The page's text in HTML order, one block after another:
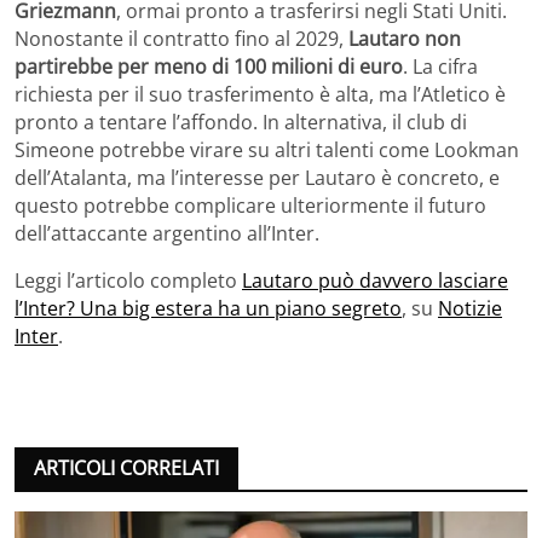
Griezmann, ormai pronto a trasferirsi negli Stati Uniti.
Nonostante il contratto fino al 2029, Lautaro non
partirebbe per meno di 100 milioni di euro. La cifra
richiesta per il suo trasferimento è alta, ma l’Atletico è
pronto a tentare l’affondo. In alternativa, il club di
Simeone potrebbe virare su altri talenti come Lookman
dell’Atalanta, ma l’interesse per Lautaro è concreto, e
questo potrebbe complicare ulteriormente il futuro
dell’attaccante argentino all’Inter.
Leggi l’articolo completo Lautaro può davvero lasciare
l’Inter? Una big estera ha un piano segreto, su Notizie
Inter.
ARTICOLI CORRELATI